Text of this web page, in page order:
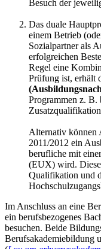
Besuch der
Das duale
einem Betrieb
Sozialpartner als
erfolgreichen
Regel eine
Prüfung ist, erhält
Programmen z.
Alternativ können
2011/2012 ein
berufliche mit
(EUX) wird. Diese
Qualifikation und
Im Anschluss an eine
ein berufsbezogenes
besuchen. Beide
Berufsakademiebildung